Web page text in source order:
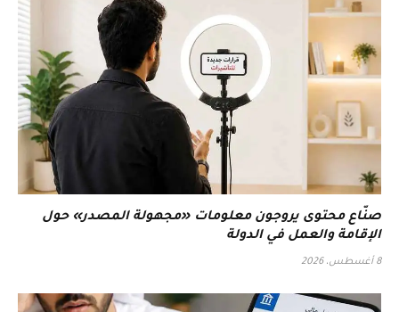
صنّاع محتوى يروجون معلومات «مجهولة المصدر» حول
الإقامة والعمل في الدولة
8 أغسطس، 2026